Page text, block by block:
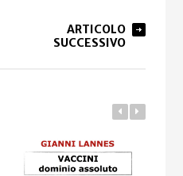
ARTICOLO
SUCCESSIVO